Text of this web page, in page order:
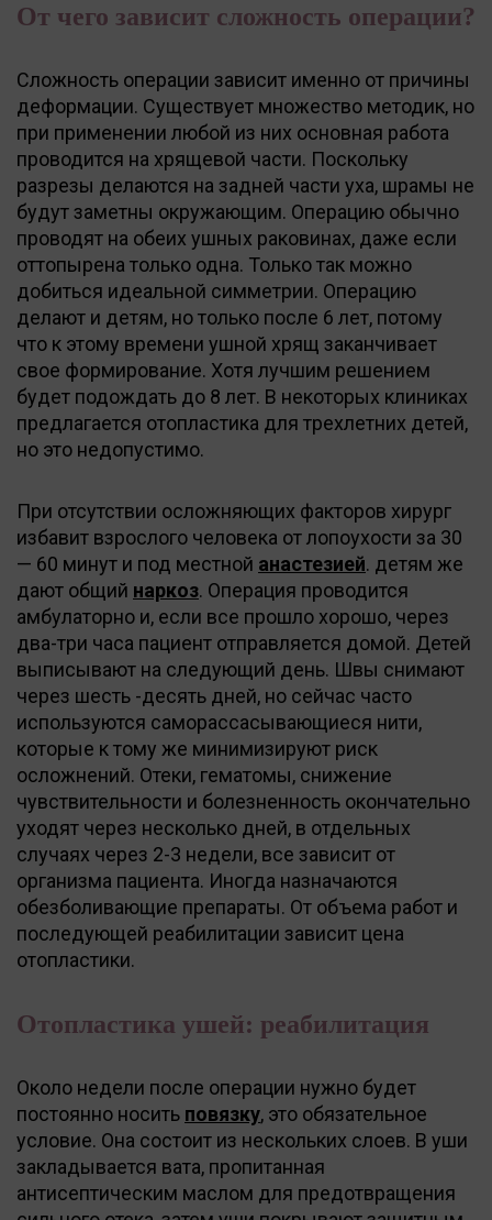
От чего зависит сложность операции?
Сложность операции зависит именно от причины
деформации. Существует множество методик, но
при применении любой из них основная работа
проводится на хрящевой части. Поскольку
разрезы делаются на задней части уха, шрамы не
будут заметны окружающим. Операцию обычно
проводят на обеих ушных раковинах, даже если
оттопырена только одна. Только так можно
добиться идеальной симметрии. Операцию
делают и детям, но только после 6 лет, потому
что к этому времени ушной хрящ заканчивает
свое формирование. Хотя лучшим решением
будет подождать до 8 лет. В некоторых клиниках
предлагается отопластика для трехлетних детей,
но это недопустимо.
При отсутствии осложняющих факторов хирург
избавит взрослого человека от лопоухости за 30
— 60 минут и под местной анастезией. детям же
дают общий наркоз. Операция проводится
амбулаторно и, если все прошло хорошо, через
два-три часа пациент отправляется домой. Детей
выписывают на следующий день. Швы снимают
через шесть -десять дней, но сейчас часто
используются саморассасывающиеся нити,
которые к тому же минимизируют риск
осложнений. Отеки, гематомы, снижение
чувствительности и болезненность окончательно
уходят через несколько дней, в отдельных
случаях через 2-3 недели, все зависит от
организма пациента. Иногда назначаются
обезболивающие препараты. От объема работ и
последующей реабилитации зависит цена
отопластики.
Отопластика ушей: реабилитация
Около недели после операции нужно будет
постоянно носить повязку, это обязательное
условие. Она состоит из нескольких слоев. В уши
закладывается вата, пропитанная
антисептическим маслом для предотвращения